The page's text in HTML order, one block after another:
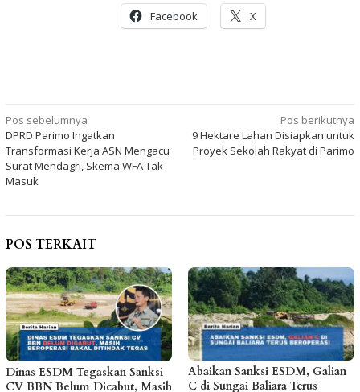
Facebook
X
Navigasi
pos
Pos sebelumnya
DPRD Parimo Ingatkan
Transformasi Kerja ASN Mengacu
Surat Mendagri, Skema WFA Tak
Masuk
Pos berikutnya
9 Hektare Lahan Disiapkan untuk
Proyek Sekolah Rakyat di Parimo
POS TERKAIT
Dinas ESDM Tegaskan Sanksi
CV BBN Belum Dicabut, Masih
Abaikan Sanksi ESDM, Galian
C di Sungai Baliara Terus